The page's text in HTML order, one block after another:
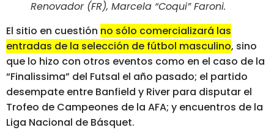
Renovador (FR), Marcela “Coqui” Faroni.
El sitio en cuestión no sólo comercializará las
entradas de la selección de fútbol masculino, sino
que lo hizo con otros eventos como en el caso de la
“Finalissima” del Futsal el año pasado; el partido
desempate entre Banfield y River para disputar el
Trofeo de Campeones de la AFA; y encuentros de la
Liga Nacional de Básquet.